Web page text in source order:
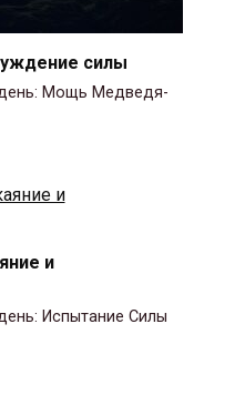
силы
день: Мощь Медведя-
и
Испытание Силы